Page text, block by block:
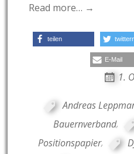
Read more… →
teilen
E-Mail
1.
Andreas
Bauernverband,
Positionspapier,